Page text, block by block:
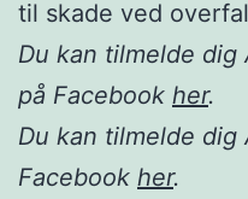
til skade ved
Du kan tilmelde dig
på Facebook her.
Du kan tilmelde dig
Facebook her.